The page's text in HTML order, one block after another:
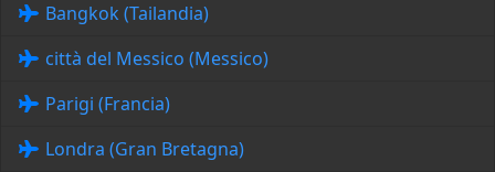
Bangkok (Tailandia)
città del Messico (Messico)
Parigi (Francia)
Londra (Gran Bretagna)